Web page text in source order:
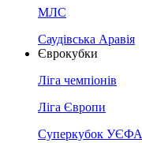
МЛС
Саудівська Аравія
Єврокубки
Ліга чемпіонів
Ліга Європи
Суперкубок УЄФА